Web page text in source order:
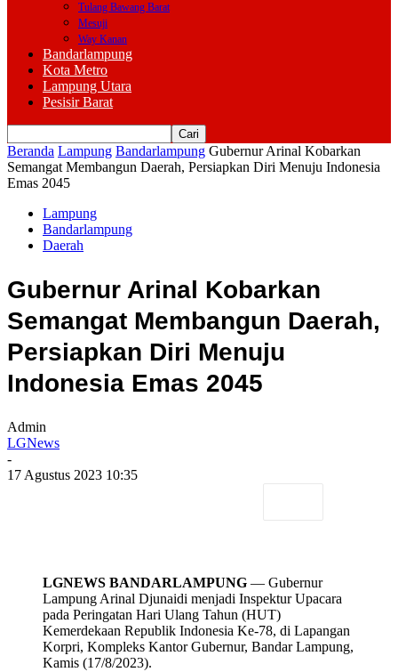
Tulang Bawang Barat
Mesuji
Way Kanan
Bandarlampung
Kota Metro
Lampung Utara
Pesisir Barat
Beranda Lampung Bandarlampung Gubernur Arinal Kobarkan
Semangat Membangun Daerah, Persiapkan Diri Menuju Indonesia
Emas 2045
Lampung
Bandarlampung
Daerah
Gubernur Arinal Kobarkan
Semangat Membangun Daerah,
Persiapkan Diri Menuju
Indonesia Emas 2045
Admin
LGNews
-
17 Agustus 2023 10:35
LGNEWS BANDARLAMPUNG — Gubernur
Lampung Arinal Djunaidi menjadi Inspektur Upacara
pada Peringatan Hari Ulang Tahun (HUT)
Kemerdekaan Republik Indonesia Ke-78, di Lapangan
Korpri, Kompleks Kantor Gubernur, Bandar Lampung,
Kamis (17/8/2023).